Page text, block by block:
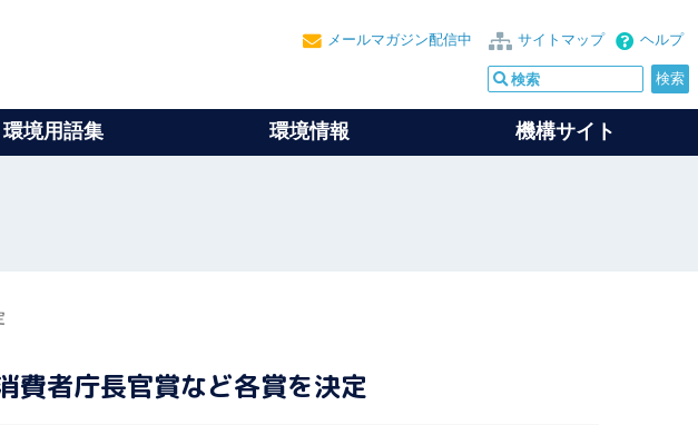
ヘルプ
サイトマップ
メールマガジン配信中
環境用語集 環境情報 機構サイト
者庁長官賞など各賞を決定